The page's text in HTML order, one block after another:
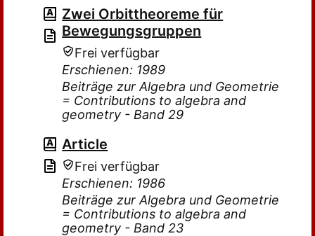
Zwei Orbittheoreme für
Bewegungsgruppen
Frei verfügbar
Erschienen: 1989
Beiträge zur Algebra und Geometrie
= Contributions to algebra and
geometry - Band 29
Article
Frei verfügbar
Erschienen: 1986
Beiträge zur Algebra und Geometrie
= Contributions to algebra and
geometry - Band 23